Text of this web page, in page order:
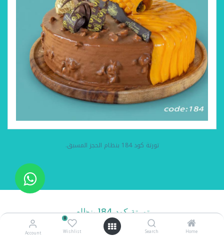
Home
Search
0
Wishlist
Account
تورتة كود 184 بنظام الحجز المسبق.
تورتة كود 184 بنظام
الحجز المسبق